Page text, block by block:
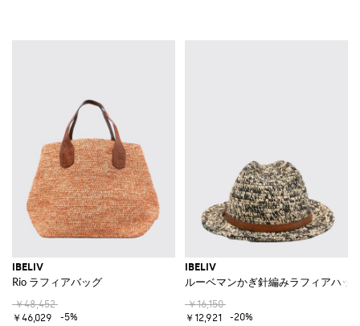
IBELIV
Rio ラフィアバッグ
￥48,452
￥46,029
-5%
IBELIV
ルーベマンかぎ針編みラフィアハッ
￥16,150
￥12,921
-20%